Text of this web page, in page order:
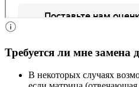
Требуется ли мне замена
В некоторых случаях